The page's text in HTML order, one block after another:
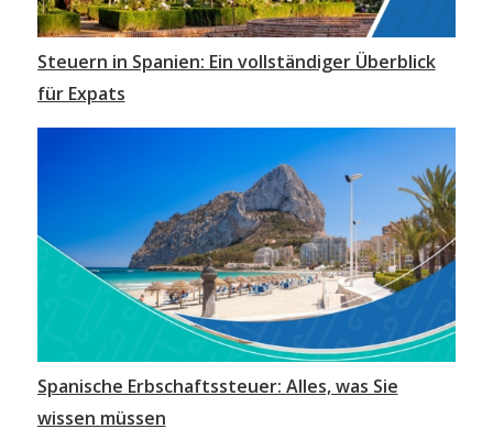
Steuern in Spanien: Ein vollständiger Überblick
für Expats
Spanische Erbschaftssteuer: Alles, was Sie
wissen müssen